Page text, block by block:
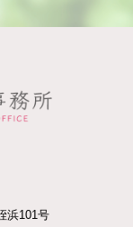
浜101号